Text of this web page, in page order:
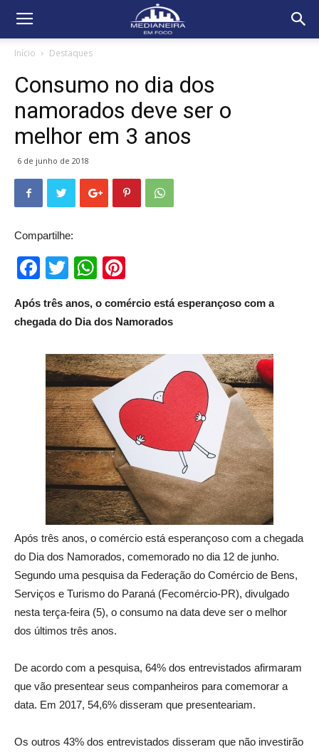
Início Destaques
Consumo no dia dos
namorados deve ser o
melhor em 3 anos
6 de junho de 2018
Compartilhe:
Facebook
TwitterWhatsApp
Após três anos, o comércio está esperançoso com a
chegada do Dia dos Namorados
Após três anos, o comércio está esperançoso com a chegada
do Dia dos Namorados, comemorado no dia 12 de junho.
Segundo uma pesquisa da Federação do Comércio de Bens,
Serviços e Turismo do Paraná (Fecomércio-PR), divulgado
nesta terça-feira (5), o consumo na data deve ser o melhor
dos últimos três anos.
De acordo com a pesquisa, 64% dos entrevistados afirmaram
que vão presentear seus companheiros para comemorar a
data. Em 2017, 54,6% disseram que presenteariam.
Os outros 43% dos entrevistados disseram que não investirão